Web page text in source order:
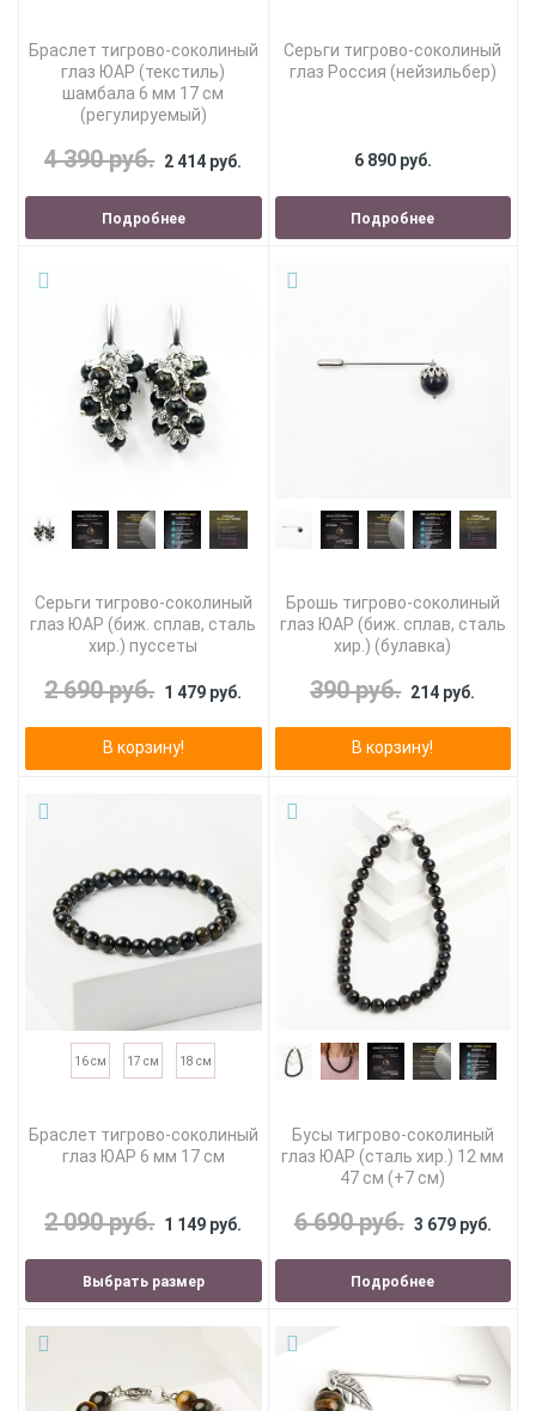
Браслет тигрово-соколиный
глаз ЮАР (текстиль)
шамбала 6 мм 17 см
(регулируемый)
4 390 руб. 2 414 руб.
Подробнее
Серьги тигрово-соколиный
глаз Россия (нейзильбер)
6 890 руб.
Подробнее
Серьги тигрово-соколиный
глаз ЮАР (биж. сплав, сталь
хир.) пуссеты
2 690 руб. 1 479 руб.
В корзину!
Брошь тигрово-соколиный
глаз ЮАР (биж. сплав, сталь
хир.) (булавка)
390 руб. 214 руб.
В корзину!
16 см 17 см 18 см
Браслет тигрово-соколиный
глаз ЮАР 6 мм 17 см
2 090 руб. 1 149 руб.
Выбрать размер
Бусы тигрово-соколиный
глаз ЮАР (сталь хир.) 12 мм
47 см (+7 см)
6 690 руб. 3 679 руб.
Подробнее